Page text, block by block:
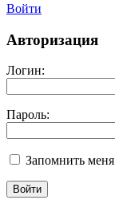
Войти
Авторизация
Логин:
Пароль:
Запомнить меня